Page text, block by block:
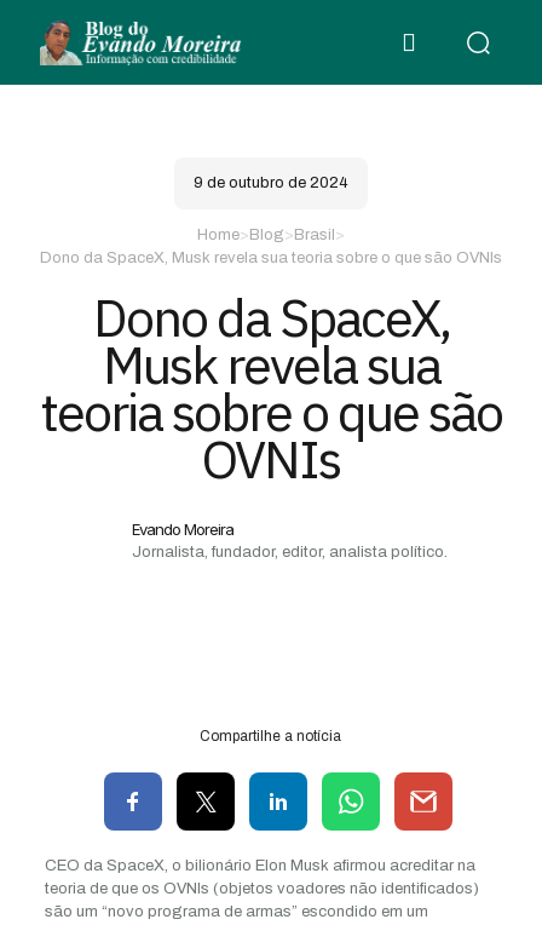
9 de outubro de 2024
Home> Blog> Brasil >
Dono da SpaceX, Musk revela sua teoria sobre o que são OVNIs
Dono da SpaceX,
Musk revela sua
teoria sobre o que são
OVNIs
Evando Moreira
Jornalista, fundador, editor, analista político.
Compartilhe a notícia
CEO da SpaceX, o bilionário Elon Musk afirmou acreditar na
teoria de que os OVNIs (objetos voadores não identificados)
são um “novo programa de armas” escondido em um